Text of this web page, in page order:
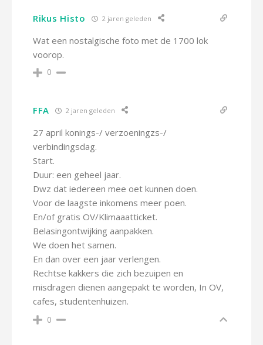
Rikus Histo 2 jaren geleden
Wat een nostalgische foto met de 1700 lok
voorop.
0
FFA 2 jaren geleden
27 april konings-/ verzoeningzs-/
verbindingsdag.
Start.
Duur: een geheel jaar.
Dwz dat iedereen mee oet kunnen doen.
Voor de laagste inkomens meer poen.
En/of gratis OV/Klimaaatticket.
Belasingontwijking aanpakken.
We doen het samen.
En dan over een jaar verlengen.
Rechtse kakkers die zich bezuipen en
misdragen dienen aangepakt te worden, In OV,
cafes, studentenhuizen.
0